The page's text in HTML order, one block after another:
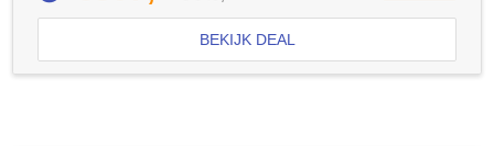
BEKIJK DEAL